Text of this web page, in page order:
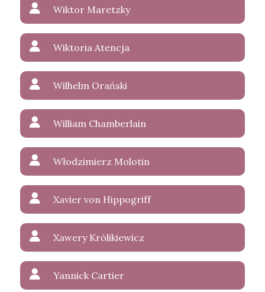
Wiktor Maretzky
Wiktoria Atencja
Wilhelm Orański
William Chamberlain
Włodzimierz Molotin
Xavier von Hippogriff
Xawery Królikiewicz
Yannick Cartier